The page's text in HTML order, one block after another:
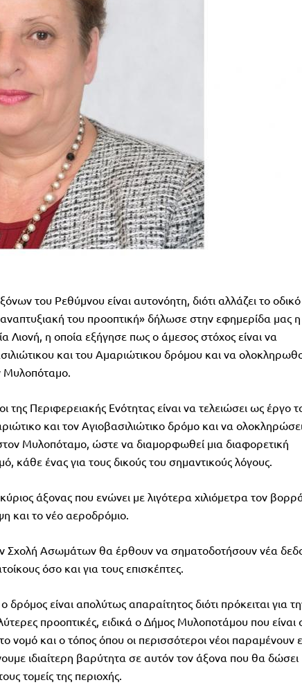
του Ρεθύμνου είναι αυτονόητη, διότι αλλάζει το οδικό
του προοπτική» δήλωσε στην εφημερίδα μας η
Λιονή, η οποία εξήγησε πως ο άμεσος στόχος είναι να
και του Αμαριώτικου δρόμου και να
Μυλοπόταμο.
της Περιφερειακής Ενότητας είναι να τελειώσει ως έργο
και τον Αγιοβασιλιώτικο δρόμο και να ολοκληρώσει
Μυλοπόταμο, ώστε να διαμορφωθεί μια διαφορετική
κάθε ένας για τους δικούς του σημαντικούς λόγους.
άξονας που ενώνει με λιγότερα χιλιόμετρα τον
και το νέο αεροδρόμιο.
Σχολή Ασωμάτων θα έρθουν να σηματοδοτήσουν νέα
όσο και για τους επισκέπτες.
είναι απολύτως απαραίτητος διότι πρόκειται για
προοπτικές, ειδικά ο Δήμος Μυλοποτάμου που είναι
νομό και ο τόπος όπου οι περισσότεροι νέοι παραμένουν
ιδιαίτερη βαρύτητα σε αυτόν τον άξονα που θα δώσει
τομείς της περιοχής.